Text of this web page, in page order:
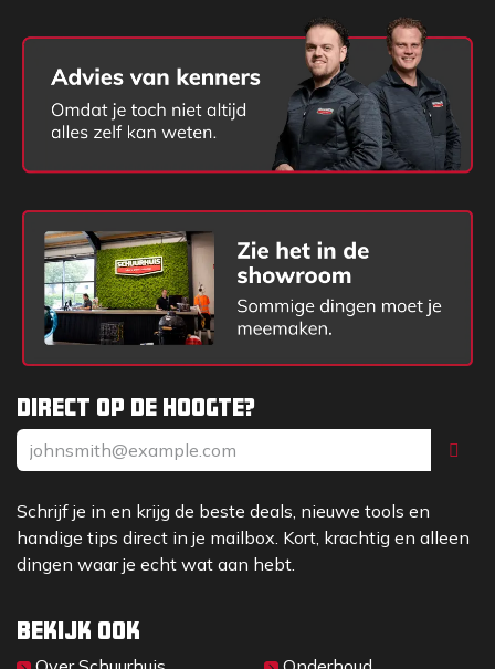
Direct op de hoogte?
Schrijf je in en krijg de beste deals, nieuwe tools en
handige tips direct in je mailbox. Kort, krachtig en alleen
dingen waar je echt wat aan hebt.
Bekijk ook